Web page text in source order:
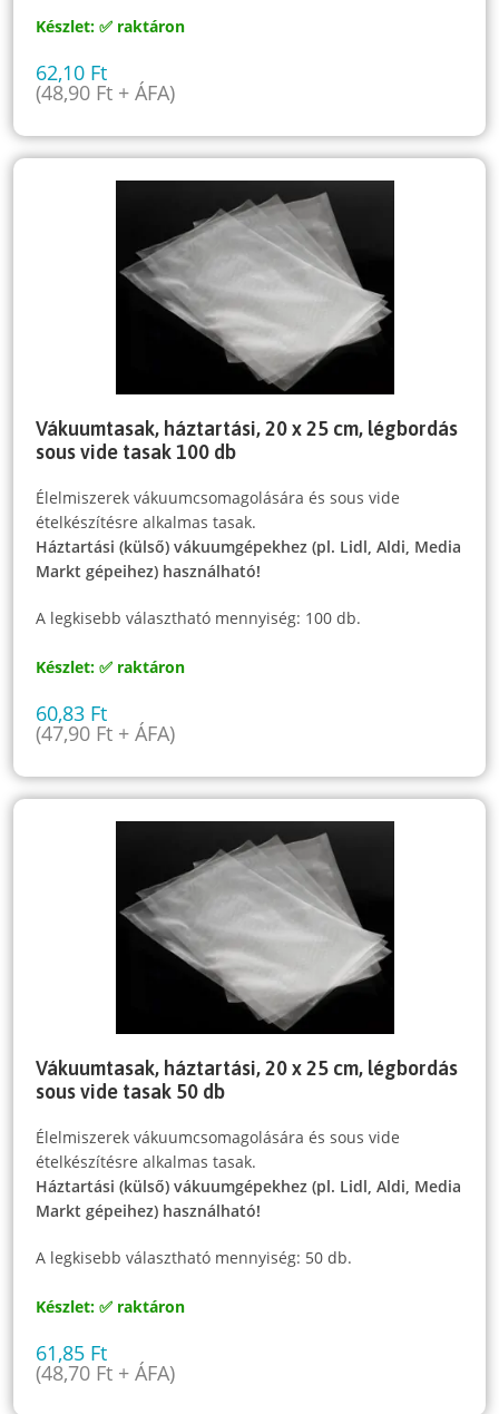
Készlet: ✅ raktáron
62,10 Ft
(48,90 Ft + ÁFA)
Vákuumtasak, háztartási, 20 x 25 cm, légbordás
sous vide tasak 100 db
Élelmiszerek vákuumcsomagolására és sous vide
ételkészítésre alkalmas tasak.
Háztartási (külső) vákuumgépekhez (pl. Lidl, Aldi, Media
Markt gépeihez) használható!
A legkisebb választható mennyiség: 100 db.
Készlet: ✅ raktáron
60,83 Ft
(47,90 Ft + ÁFA)
Vákuumtasak, háztartási, 20 x 25 cm, légbordás
sous vide tasak 50 db
Élelmiszerek vákuumcsomagolására és sous vide
ételkészítésre alkalmas tasak.
Háztartási (külső) vákuumgépekhez (pl. Lidl, Aldi, Media
Markt gépeihez) használható!
A legkisebb választható mennyiség: 50 db.
Készlet: ✅ raktáron
61,85 Ft
(48,70 Ft + ÁFA)